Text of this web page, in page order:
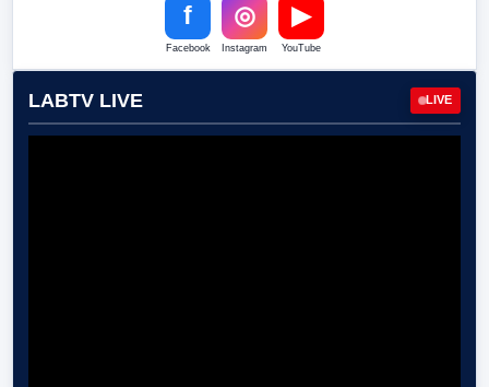
f
Facebook
◎
Instagram
▶
YouTube
LABTV LIVE LIVE